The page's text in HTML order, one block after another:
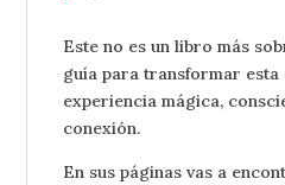
Este no es un libro más
guía para transformar esta
experiencia mágica,
conexión.
En sus páginas vas a